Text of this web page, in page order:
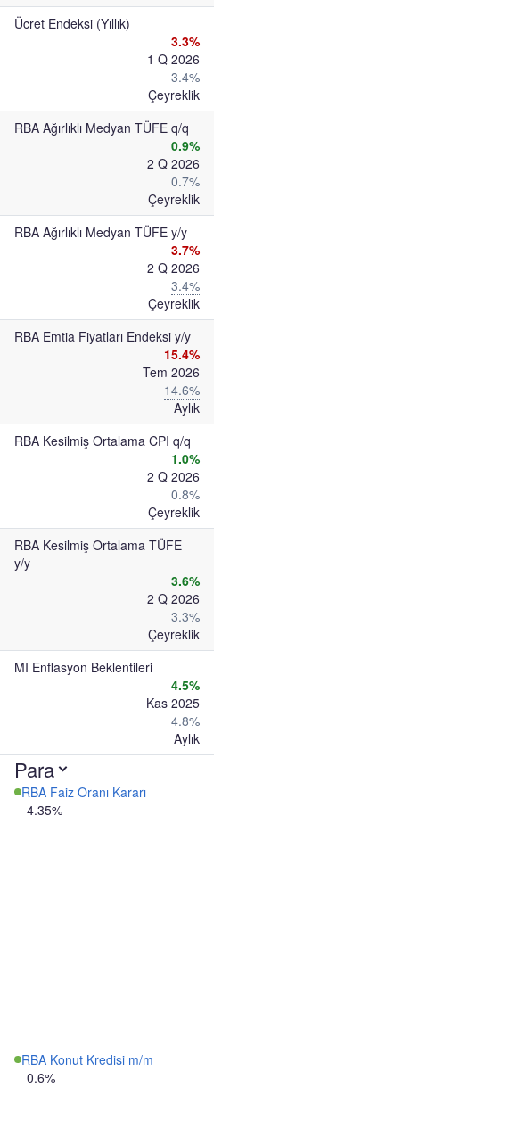
Ücret Endeksi (Yıllık)
3.3%
1 Q 2026
3.4%
Çeyreklik
RBA Ağırlıklı Medyan TÜFE q/q
0.9%
2 Q 2026
0.7%
Çeyreklik
RBA Ağırlıklı Medyan TÜFE y/y
3.7%
2 Q 2026
3.4%
Çeyreklik
RBA Emtia Fiyatları Endeksi y/y
15.4%
Tem 2026
14.6%
Aylık
RBA Kesilmiş Ortalama CPI q/q
1.0%
2 Q 2026
0.8%
Çeyreklik
RBA Kesilmiş Ortalama TÜFE
y/y
3.6%
2 Q 2026
3.3%
Çeyreklik
MI Enflasyon Beklentileri
4.5%
Kas 2025
4.8%
Aylık
Para
RBA Faiz Oranı Kararı
4.35%
RBA Konut Kredisi m/m
0.6%